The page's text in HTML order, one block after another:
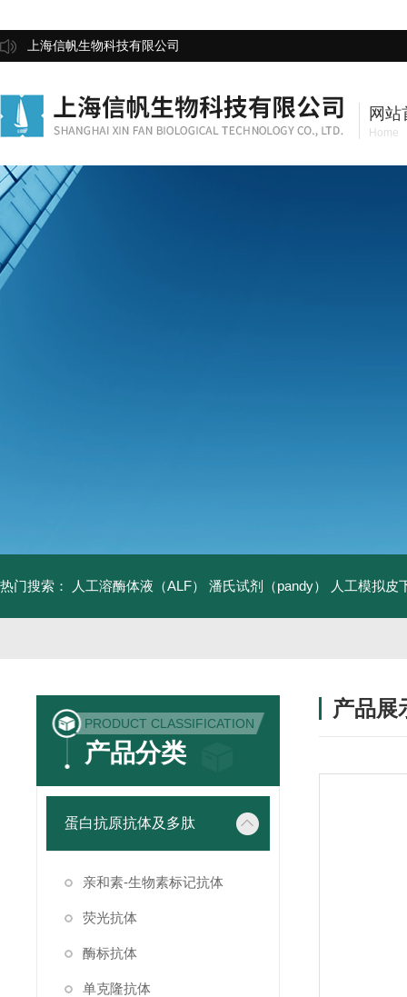
上海信帆生物科技有限公司
网站
Home
热门搜索： 人工溶酶体液（ALF） 潘氏试剂（pandy） 人工模拟皮
PRODUCT CLASSIFICATION
产品分类
蛋白抗原抗体及多肽
亲和素-生物素标记抗体
荧光抗体
酶标抗体
单克隆抗体
产品展